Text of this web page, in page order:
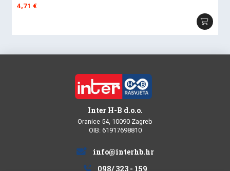
4,71€
Inter H-B d.o.o.
Oranice 54, 10090 Zagreb
OIB: 61917698810
info@interhb.hr
098/ 323 - 159